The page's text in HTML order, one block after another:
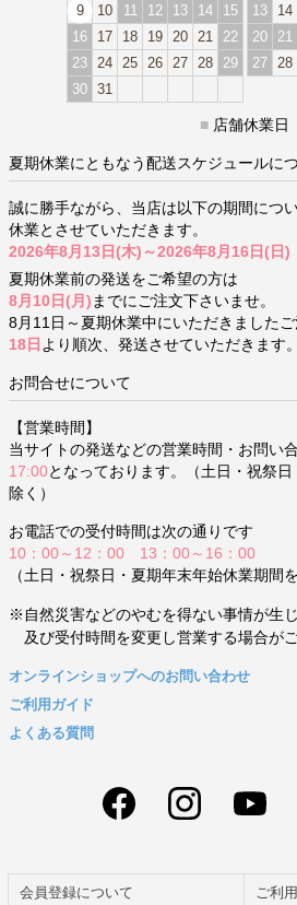
9
10 11 12 13 14
15
16
17 18 19 20 21
22
23 24 25 26 27 28
29
30 31
13
14
20
21
27 28
■ 店舗休業日
夏期休業にともなう配送スケジュールに
誠に勝手ながら、当店は以下の期間につ
休業とさせていただきます。
2026年8月13日(木)～2026年8月16日(日)
夏期休業前の発送をご希望の方は
8月10日(月) までにご注文下さいませ。
8月11日～夏期休業中にいただきましたご
18日 より順次、発送させていただきます。
お問合せについて
【営業時間】
当サイトの発送などの営業時間・お問い
17:00となっております。（土日・祝祭
除く）
お電話での受付時間は次の通りです
10：00～12：00 13：00～16：00
（土日・祝祭日・夏期年末年始休業期間を
※自然災害などのやむを得ない事情が生
及び受付時間を変更し営業する場合がご
オンラインショップへのお問い合わせ
ご利用ガイド
よくある質問
会員登録について ご利